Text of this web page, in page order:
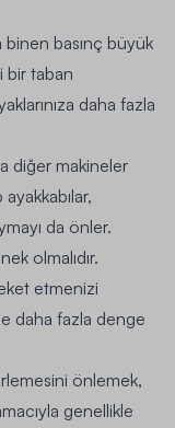
binen basınç büyük
bir taban
daha fazla
diğer makineler
da önler.
olmalıdır.
etmenizi
daha fazla denge
önlemek,
genellikle